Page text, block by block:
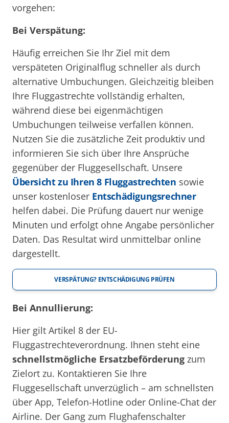
vorgehen:
Bei Verspätung:
Häufig erreichen Sie Ihr Ziel mit dem
verspäteten Originalflug schneller als durch
alternative Umbuchungen. Gleichzeitig bleiben
Ihre Fluggastrechte vollständig erhalten,
während diese bei eigenmächtigen
Umbuchungen teilweise verfallen können.
Nutzen Sie die zusätzliche Zeit produktiv und
informieren Sie sich über Ihre Ansprüche
gegenüber der Fluggesellschaft. Unsere
Übersicht zu Ihren 8 Fluggastrechten sowie
unser kostenloser Entschädigungsrechner
helfen dabei. Die Prüfung dauert nur wenige
Minuten und erfolgt ohne Angabe persönlicher
Daten. Das Resultat wird unmittelbar online
dargestellt.
VERSPÄTUNG? ENTSCHÄDIGUNG PRÜFEN
Bei Annullierung:
Hier gilt Artikel 8 der EU-
Fluggastrechteverordnung. Ihnen steht eine
schnellstmögliche Ersatzbeförderung zum
Zielort zu. Kontaktieren Sie Ihre
Fluggesellschaft unverzüglich – am schnellsten
über App, Telefon-Hotline oder Online-Chat der
Airline. Der Gang zum Flughafenschalter